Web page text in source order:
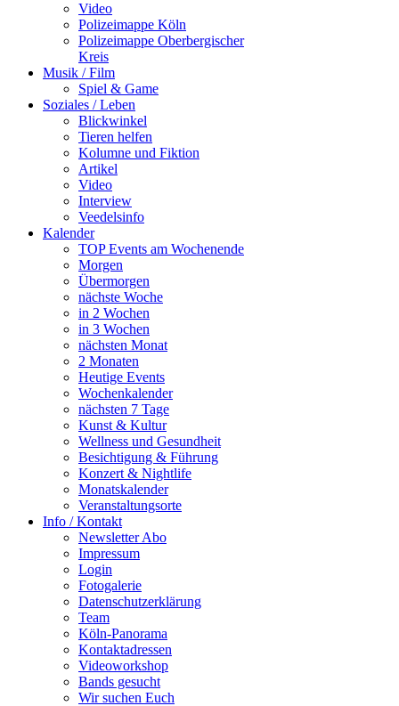
Video
Polizeimappe Köln
Polizeimappe Oberbergischer
Kreis
Musik / Film
Spiel & Game
Soziales / Leben
Blickwinkel
Tieren helfen
Kolumne und Fiktion
Artikel
Video
Interview
Veedelsinfo
Kalender
TOP Events am Wochenende
Morgen
Übermorgen
nächste Woche
in 2 Wochen
in 3 Wochen
nächsten Monat
2 Monaten
Heutige Events
Wochenkalender
nächsten 7 Tage
Kunst & Kultur
Wellness und Gesundheit
Besichtigung & Führung
Konzert & Nightlife
Monatskalender
Veranstaltungsorte
Info / Kontakt
Newsletter Abo
Impressum
Login
Fotogalerie
Datenschutzerklärung
Team
Köln-Panorama
Kontaktadressen
Videoworkshop
Bands gesucht
Wir suchen Euch